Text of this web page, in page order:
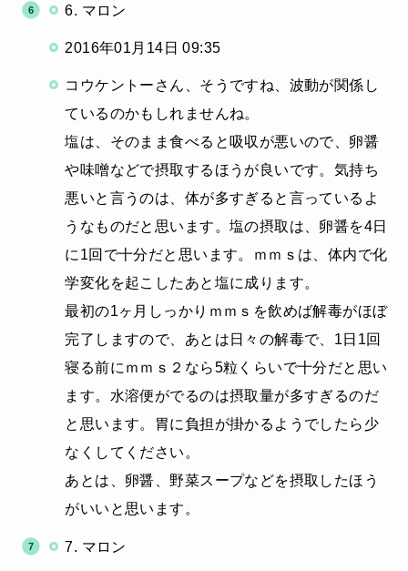
6. マロン
2016年01月14日 09:35
コウケントーさん、そうですね、波動が関係し
ているのかもしれませんね。
塩は、そのまま食べると吸収が悪いので、卵醤
や味噌などで摂取するほうが良いです。気持ち
悪いと言うのは、体が多すぎると言っているよ
うなものだと思います。塩の摂取は、卵醤を4日
に1回で十分だと思います。ｍｍｓは、体内で化
学変化を起こしたあと塩に成ります。
最初の1ヶ月しっかりｍｍｓを飲めば解毒がほぼ
完了しますので、あとは日々の解毒で、1日1回
寝る前にｍｍｓ２なら5粒くらいで十分だと思い
ます。水溶便がでるのは摂取量が多すぎるのだ
と思います。胃に負担が掛かるようでしたら少
なくしてください。
あとは、卵醤、野菜スープなどを摂取したほう
がいいと思います。
7. マロン